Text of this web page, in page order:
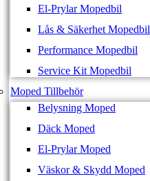
El-Prylar Mopedbil
Lås & Säkerhet Mopedbil
Performance Mopedbil
Service Kit Mopedbil
Moped Tillbehör
Belysning Moped
Däck Moped
El-Prylar Moped
Väskor & Skydd Moped